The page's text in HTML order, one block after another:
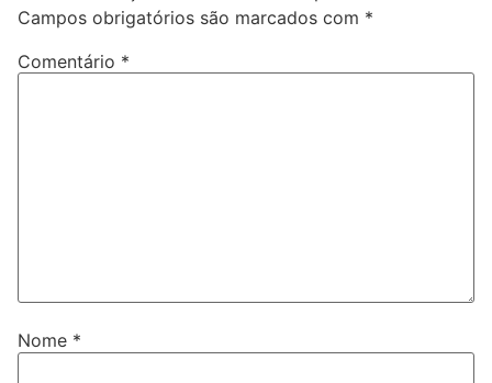
Campos obrigatórios são marcados com *
Comentário *
Nome *